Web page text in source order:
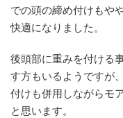
での頭の締め付けもや
快適になりました。
後頭部に重みを付ける
す方もいるようですが
付けも併用しながらモ
と思います。